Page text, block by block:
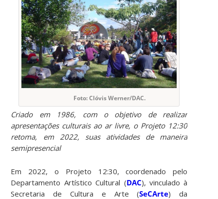
Foto: Clóvis Werner/DAC.
Criado em 1986, com o objetivo de realizar
apresentações culturais ao ar livre, o Projeto 12:30
retoma, em 2022, suas atividades de maneira
semipresencial
Em 2022, o Projeto 12:30, coordenado pelo
Departamento Artístico Cultural (DAC), vinculado à
Secretaria de Cultura e Arte (SeCArte) da